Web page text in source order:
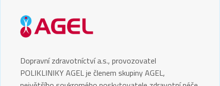
Dopravní zdravotníctví a.s., provozovatel
POLIKLINIKY AGEL je členem skupiny AGEL,